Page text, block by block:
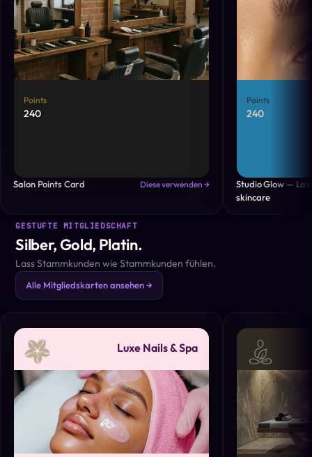
Points
240
Salon Points Card Diese verwenden →
Points
240
Studio Glow —
skincare
GESTUFTE MITGLIEDSCHAFT
Silber, Gold, Platin.
Lass Stammkunden wie Stammkunden fühlen.
Alle Mitgliedskarten ansehen →
Luxe Nails & Spa